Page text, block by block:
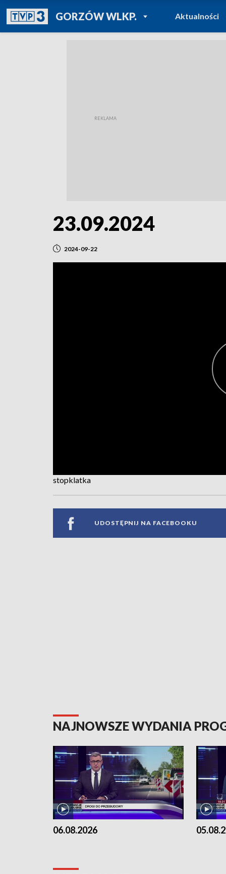
GORZÓW WLKP.POWRÓT DO
TVP REGIONY
Aktualności
23.09.2024
2024-09-22
stopklatka
UDOSTĘPNIJ NA FACEBOOKU
NAJNOWSZE WYDANIA
06.08.2026